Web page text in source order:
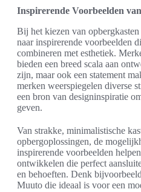
Inspirerende Voorbeelden
Bij het kiezen van
naar inspirerende voorbeelden
combineren met esthetiek.
bieden een breed scala aan
zijn, maar ook een statement
merken weerspiegelen diverse
een bron van designinspiratie
geven.
Van strakke, minimalistische
opbergoplossingen, de
inspirerende voorbeelden
ontwikkelen die perfect
en behoeften. Denk
Muuto die ideaal is voor een